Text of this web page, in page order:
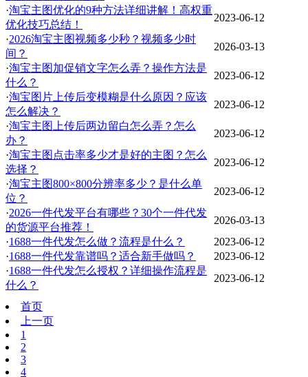
·淘宝主图优化的9种方法详细讲解！高权重
优化技巧总结！
2023-06-12
·2026淘宝主图视频多少秒？视频多少时
间？
2026-03-13
·淘宝主图加促销文字怎么弄？操作方法是
什么？
2023-06-12
·淘宝图片上传后变模糊是什么原因？应该
怎么解决？
2023-06-12
·淘宝主图上传后两边留白怎么弄？怎么
办？
2023-06-12
·淘宝主图点击率多少才是好的主图？怎么
选择？
2023-06-12
·淘宝主图800×800分辨率多少？是什么单
位？
2023-06-12
·2026一件代发平台有哪些？30个一件代发
的货源平台推荐！
2026-03-13
·1688一件代发怎么做？流程是什么？
2023-06-12
·1688一件代发靠谱吗？适合新手做吗？
2023-06-12
·1688一件代发怎么授权？详细操作流程是
什么？
2023-06-12
首页
上一页
1
2
3
4